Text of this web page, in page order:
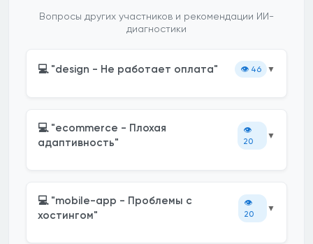
Вопросы других участников и рекомендации ИИ-
диагностики
💻 "design - Не работает оплата" 👁️ 46 ▼
💻 "ecommerce - Плохая
адаптивность"
👁️
20
▼
💻 "mobile-app - Проблемы с
хостингом"
👁️
20
▼